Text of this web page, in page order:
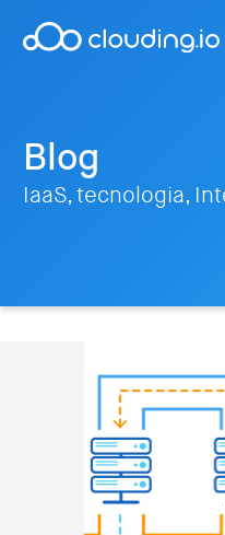
Blog
IaaS, tecnologia,